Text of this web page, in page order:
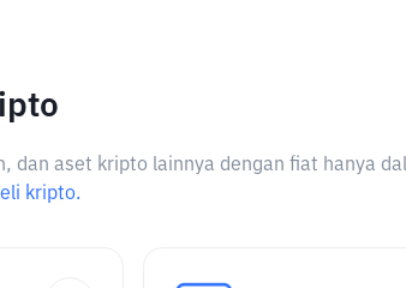
dan aset kripto lainnya dengan fiat hanya
kripto.